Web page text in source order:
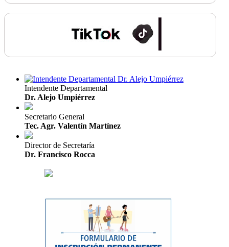
Intendente Departamental
Dr. Alejo Umpiérrez
Secretario General
Tec. Agr. Valentín Martínez
Director de Secretaría
Dr. Francisco Rocca